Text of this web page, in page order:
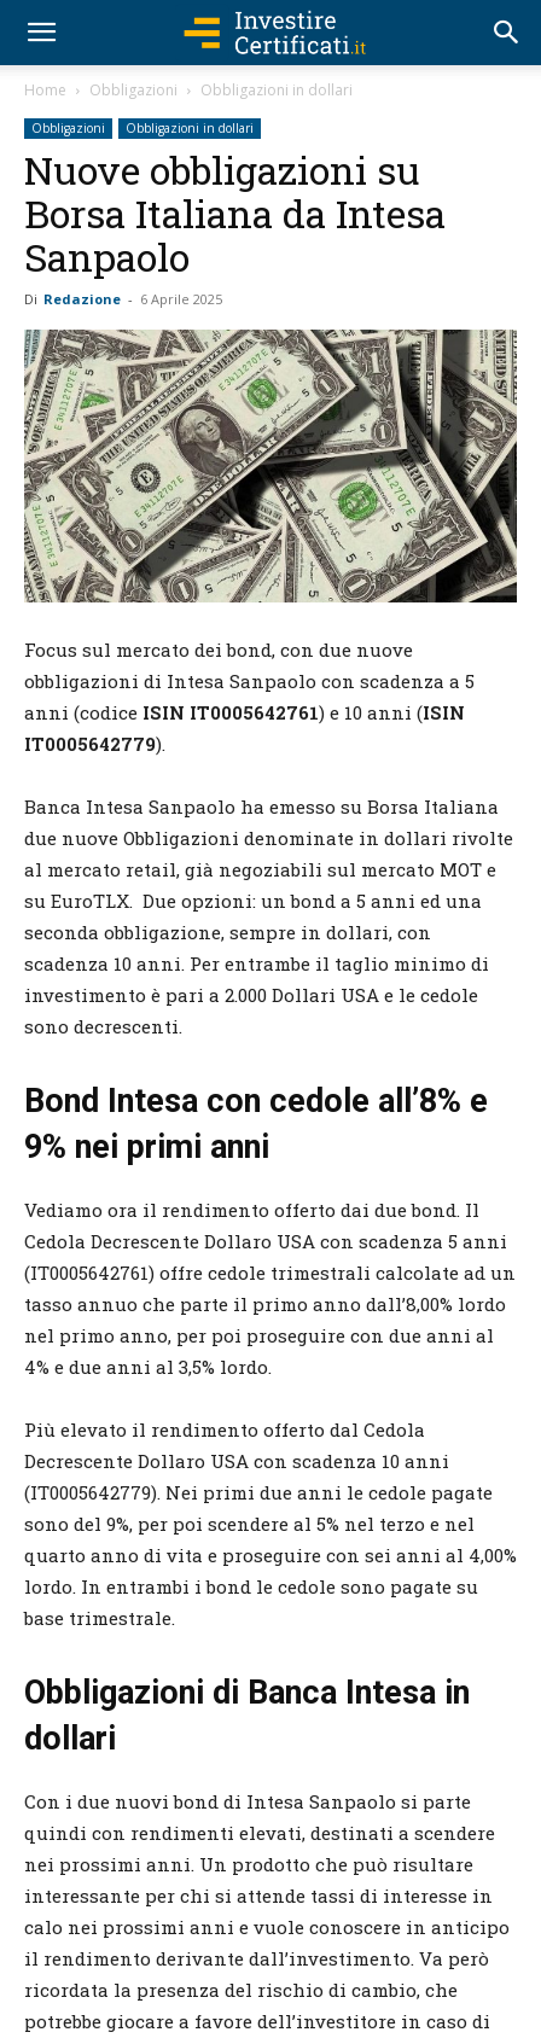
Home Obbligazioni Obbligazioni in dollari
Obbligazioni Obbligazioni in dollari
Nuove obbligazioni su
Borsa Italiana da Intesa
Sanpaolo
Di Redazione - 6 Aprile 2025
Focus sul mercato dei bond, con due nuove
obbligazioni di Intesa Sanpaolo con scadenza a 5
anni (codice ISIN IT0005642761) e 10 anni (ISIN
IT0005642779).
Banca Intesa Sanpaolo ha emesso su Borsa Italiana
due nuove Obbligazioni denominate in dollari rivolte
al mercato retail, già negoziabili sul mercato MOT e
su EuroTLX. Due opzioni: un bond a 5 anni ed una
seconda obbligazione, sempre in dollari, con
scadenza 10 anni. Per entrambe il taglio minimo di
investimento è pari a 2.000 Dollari USA e le cedole
sono decrescenti.
Bond Intesa con cedole all’8% e
9% nei primi anni
Vediamo ora il rendimento offerto dai due bond. Il
Cedola Decrescente Dollaro USA con scadenza 5 anni
(IT0005642761) offre cedole trimestrali calcolate ad un
tasso annuo che parte il primo anno dall’8,00% lordo
nel primo anno, per poi proseguire con due anni al
4% e due anni al 3,5% lordo.
Più elevato il rendimento offerto dal Cedola
Decrescente Dollaro USA con scadenza 10 anni
(IT0005642779). Nei primi due anni le cedole pagate
sono del 9%, per poi scendere al 5% nel terzo e nel
quarto anno di vita e proseguire con sei anni al 4,00%
lordo. In entrambi i bond le cedole sono pagate su
base trimestrale.
Obbligazioni di Banca Intesa in
dollari
Con i due nuovi bond di Intesa Sanpaolo si parte
quindi con rendimenti elevati, destinati a scendere
nei prossimi anni. Un prodotto che può risultare
interessante per chi si attende tassi di interesse in
calo nei prossimi anni e vuole conoscere in anticipo
il rendimento derivante dall’investimento. Va però
ricordata la presenza del rischio di cambio, che
potrebbe giocare a favore dell’investitore in caso di